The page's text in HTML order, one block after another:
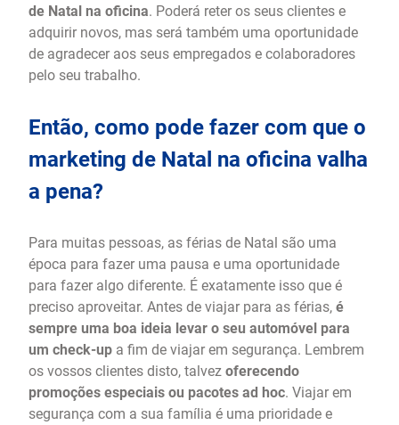
de Natal na oficina. Poderá reter os seus clientes e
adquirir novos, mas será também uma oportunidade
de agradecer aos seus empregados e colaboradores
pelo seu trabalho.
Então, como pode fazer com que o
marketing de Natal na oficina valha
a pena?
Para muitas pessoas, as férias de Natal são uma
época para fazer uma pausa e uma oportunidade
para fazer algo diferente. É exatamente isso que é
preciso aproveitar. Antes de viajar para as férias, é
sempre uma boa ideia levar o seu automóvel para
um check-up a fim de viajar em segurança. Lembrem
os vossos clientes disto, talvez oferecendo
promoções especiais ou pacotes ad hoc. Viajar em
segurança com a sua família é uma prioridade e